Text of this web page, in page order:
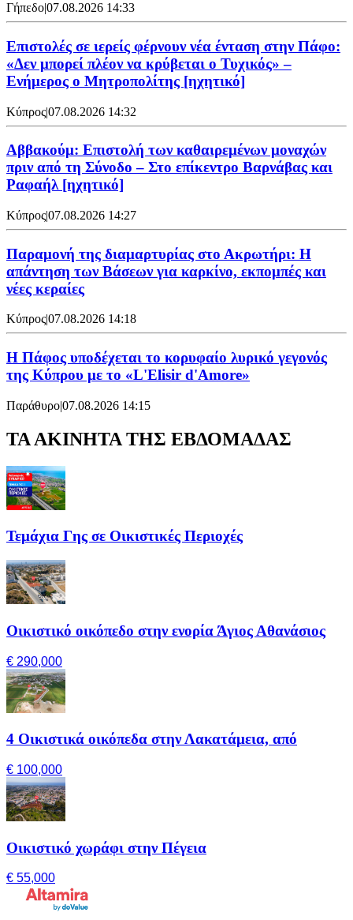
Γήπεδο|07.08.2026 14:33
Επιστολές σε ιερείς φέρνουν νέα ένταση στην Πάφο:
«Δεν μπορεί πλέον να κρύβεται ο Τυχικός» –
Ενήμερος ο Μητροπολίτης [ηχητικό]
Κύπρος|07.08.2026 14:32
Αββακούμ: Επιστολή των καθαιρεμένων μοναχών
πριν από τη Σύνοδο – Στο επίκεντρο Βαρνάβας και
Ραφαήλ [ηχητικό]
Κύπρος|07.08.2026 14:27
Παραμονή της διαμαρτυρίας στο Ακρωτήρι: Η
απάντηση των Βάσεων για καρκίνο, εκπομπές και
νέες κεραίες
Κύπρος|07.08.2026 14:18
Η Πάφος υποδέχεται το κορυφαίο λυρικό γεγονός
της Κύπρου με το «L'Elisir d'Amore»
Παράθυρο|07.08.2026 14:15
ΤΑ ΑΚΙΝΗΤΑ ΤΗΣ ΕΒΔΟΜΑΔΑΣ
Τεμάχια Γης σε Οικιστικές Περιοχές
Οικιστικό οικόπεδο στην ενορία Άγιος Αθανάσιος
€ 290,000
4 Οικιστικά οικόπεδα στην Λακατάμεια, από
€ 100,000
Οικιστικό χωράφι στην Πέγεια
€ 55,000